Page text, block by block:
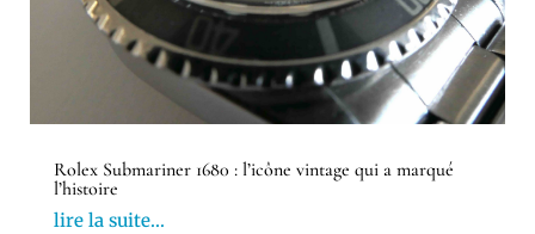
Rolex Submariner 1680 : l’icône vintage qui a marqué
l’histoire
lire la suite...